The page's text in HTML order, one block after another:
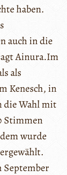
haben.
auch in die
Ainura.Im
als
Kenesch, in
die Wahl mit
Stimmen
wurde
September